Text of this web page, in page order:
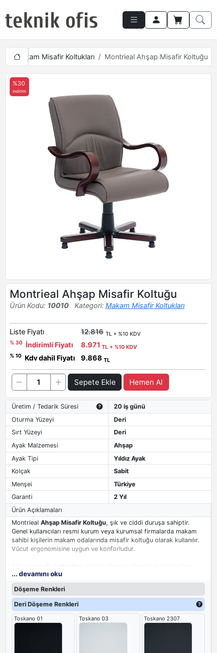
Makam Misafir Koltukları Montrieal Ahşap Misafir Koltuğu
%30
indirim
Montrieal Ahşap Misafir Koltuğu
Ürün Kodu: 10010 Kategori: Makam Misafir Koltukları
Liste Fiyatı 12.816 TL + %10 KDV
% 30
İndirimli Fiyatı 8.971 TL + %10 KDV
% 10
Kdv dahil Fiyatı 9.868 TL
Sepete Ekle Hemen Al
Üretim / Tedarik Süresi
20 iş günü
Oturma Yüzeyi
Deri
Sırt Yüzeyi
Deri
Ayak Malzemesi
Ahşap
Ayak Tipi
Yıldız Ayak
Kolçak
Sabit
Menşei
Türkiye
Garanti
2 Yıl
Ürün Açıklamaları
Montrieal Ahşap Misafir Koltuğu, şık ve ciddi duruşa sahiptir.
Genel kullanıcıları resmi kurum veya kurumsal firmalarda makam
sahibi kişilerin makam odalarında misafir koltuğu olarak kullanılır.
Vücut ergonomisine uygun ve konforludur.
sağlam ve dayanıklı bir üründür. Misafir koltuğunu sırt yapısını
destekleyen bel desteklidir. Kolçakları ve ayakları ahşap ağırlıklıdır.
İçeriğinde poliüretan dökme sünger kullanılarak ve üzeri suni deri
veya kadife kumaş ile kaplanır. Oturma yeri rahat ve geniştir.
Ahşap yıldız ayaklı ve uçlarında pingo ayak kullanılır. Pingo metal
aksam üzerinin sert plastik ile kaplanması ile imal edilir. Koltuğun
... devamını oku
Döşeme Renkleri
Deri Döşeme Renkleri
Toskano 01 Toskano 03 Toskano 2307